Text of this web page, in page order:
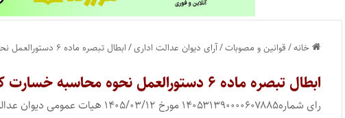
خانه/قوانین و مصوبات/آرای دیوان عدالت اداری/ابطال تبصره ماده ۶ دستورالعمل نحوه محاسبه خسارت کسر قیمت وسیله نقلیه
ابطال تبصره ماده ۶ دستورالعمل نحوه محاسبه خسارت کسر قیمت وسیله نقلیه
رای شماره۱۴‍۰۵۳۱۳۹‍۰‍۰‍۰‍۰۶‍۰۷۸۸۵ مورخ ۱۴‍۰۵/‍‍۰۳/‍۱۲ هیات عمومی دیوان عدالت اداری